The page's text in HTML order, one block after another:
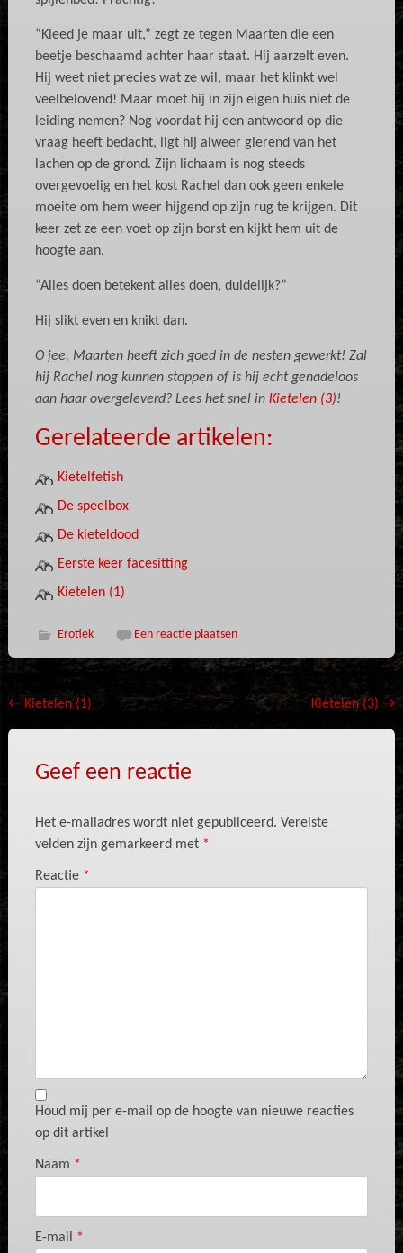
“Kleed je maar uit,” zegt ze tegen Maarten die een
beetje beschaamd achter haar staat. Hij aarzelt even.
Hij weet niet precies wat ze wil, maar het klinkt wel
veelbelovend! Maar moet hij in zijn eigen huis niet de
leiding nemen? Nog voordat hij een antwoord op die
vraag heeft bedacht, ligt hij alweer gierend van het
lachen op de grond. Zijn lichaam is nog steeds
overgevoelig en het kost Rachel dan ook geen enkele
moeite om hem weer hijgend op zijn rug te krijgen. Dit
keer zet ze een voet op zijn borst en kijkt hem uit de
hoogte aan.
“Alles doen betekent alles doen, duidelijk?”
Hij slikt even en knikt dan.
O jee, Maarten heeft zich goed in de nesten gewerkt! Zal
hij Rachel nog kunnen stoppen of is hij echt genadeloos
aan haar overgeleverd? Lees het snel in Kietelen (3)!
Gerelateerde artikelen:
Kietelfetish
De speelbox
De kieteldood
Eerste keer facesitting
Kietelen (1)
Erotiek Een reactie plaatsen
Bericht
navigatie
←Kietelen (1) Kietelen (3)→
Geef een reactie
Het e-mailadres wordt niet gepubliceerd. Vereiste
velden zijn gemarkeerd met *
Reactie *
Houd mij per e-mail op de hoogte van nieuwe reacties
op dit artikel
Naam *
E-mail *